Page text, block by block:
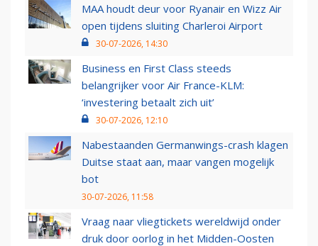
MAA houdt deur voor Ryanair en Wizz Air
open tijdens sluiting Charleroi Airport
30-07-2026, 14:30
Business en First Class steeds
belangrijker voor Air France-KLM:
‘investering betaalt zich uit’
30-07-2026, 12:10
Nabestaanden Germanwings-crash klagen
Duitse staat aan, maar vangen mogelijk
bot
30-07-2026, 11:58
Vraag naar vliegtickets wereldwijd onder
druk door oorlog in het Midden-Oosten